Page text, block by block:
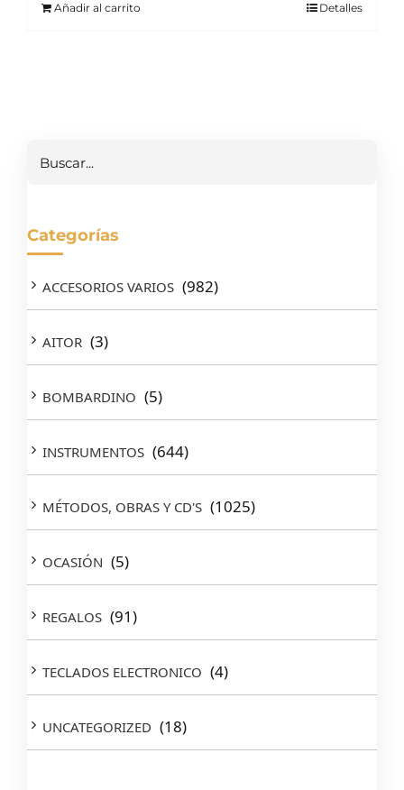
Añadir al carrito Detalles
Categorías
ACCESORIOS VARIOS (982)
AITOR (3)
BOMBARDINO (5)
INSTRUMENTOS (644)
MÉTODOS, OBRAS Y CD'S (1025)
OCASIÓN (5)
REGALOS (91)
TECLADOS ELECTRONICO (4)
UNCATEGORIZED (18)